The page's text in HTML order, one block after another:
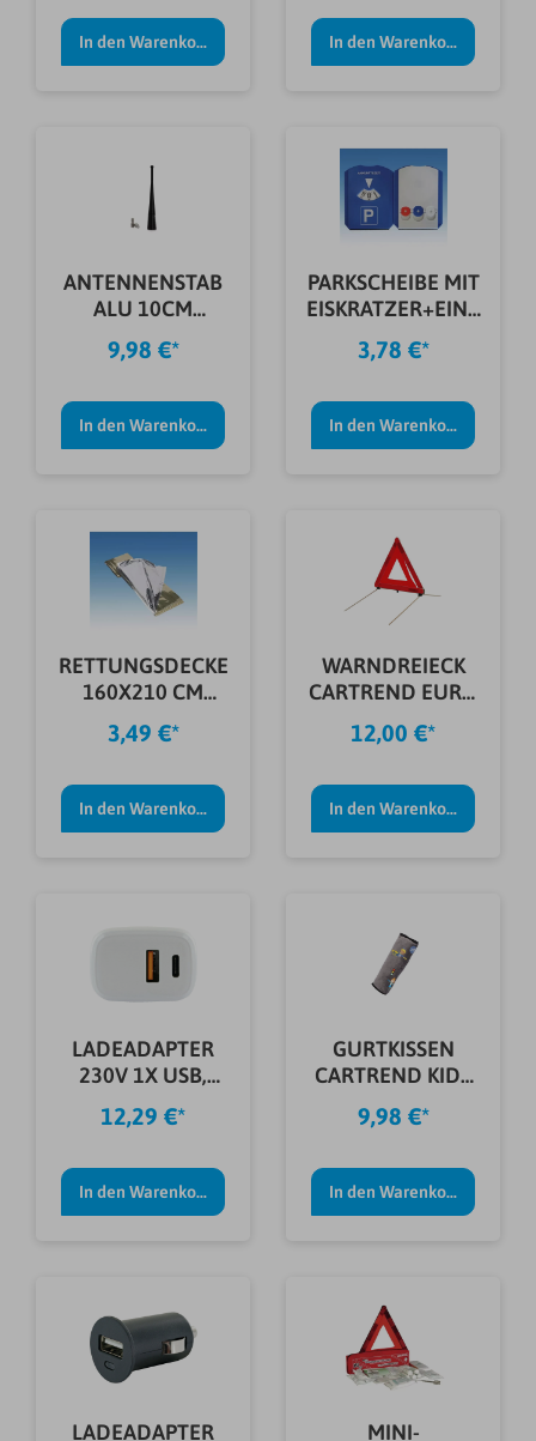
In den Warenkorb In den Warenkorb
ANTENNENSTAB
ALU 10CM
SCHWARZ
9,98 €*
In den Warenkorb
PARKSCHEIBE MIT
EISKRATZER+EINK
AUFCHIPS
3,78 €*
In den Warenkorb
RETTUNGSDECKE
160X210 CM
GOLD/SILBER F.V
3,49 €*
In den Warenkorb
WARNDREIECK
CARTREND EURO
MINI
12,00 €*
In den Warenkorb
LADEADAPTER
230V 1X USB,
1XTYPEC, WEIß
12,29 €*
In den Warenkorb
GURTKISSEN
CARTREND KIDS
GRAU
9,98 €*
In den Warenkorb
LADEADAPTER MINI-